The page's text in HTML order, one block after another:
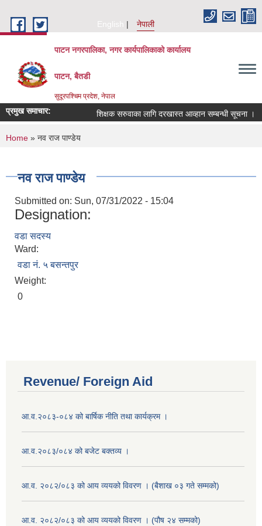
English
नेपाली
पाटन नगरपालिका, नगर कार्यपालिकाको कार्यालय
पाटन, बैतडी
सुदूरपश्चिम प्रदेश, नेपाल
प्रमुख समाचार: शिक्षक सरुवाका लागि दरखास्त आव्हान सम्बन्धी सूचना ।
You are here
Home » नव राज पाण्डेय
नव राज पाण्डेय
Submitted on: Sun, 07/31/2022 - 15:04
Designation:
वडा सदस्य
Ward:
वडा नं. ५ बसन्तपुर
Weight:
0
Revenue/ Foreign Aid
आ.व.२०८३-०८४ को बार्षिक नीति तथा कार्यक्रम ।
आ.व.२०८३/०८४ को बजेट बक्तव्य ।
आ.व. २०८२/०८३ को आय व्ययको विवरण । (बैशाख ०३ गते सम्मको)
आ.व. २०८२/०८३ को आय व्ययको विवरण । (पौष २४ सम्मको)